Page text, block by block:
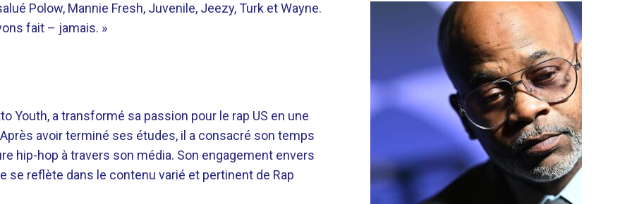
Polow, Mannie Fresh, Juvenile, Jeezy, Turk et Wayne.
fait – jamais. »
Youth, a transformé sa passion pour le rap US en une
avoir terminé ses études, il a consacré son temps
hip-hop à travers son média. Son engagement envers
se reflète dans le contenu varié et pertinent de Rap